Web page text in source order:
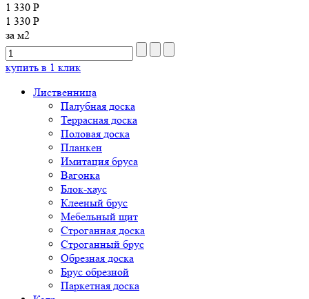
1 330 Р
1 330 Р
за м2
купить в 1 клик
Лиственница
Палубная доска
Террасная доска
Половая доска
Планкен
Имитация бруса
Вагонка
Блок-хаус
Клееный брус
Мебельный щит
Строганная доска
Строганный брус
Обрезная доска
Брус обрезной
Паркетная доска